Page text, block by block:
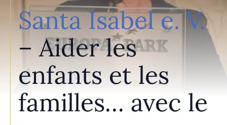
Santa Isabel e. V.
– Aider les
enfants et les
familles… avec le